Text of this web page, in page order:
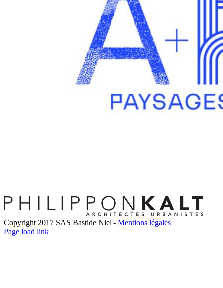
Copyright 2017 SAS Bastide Niel - Mentions légales
Facebook
Twitter
LinkedIn
Instagram
Pinterest
Page load link